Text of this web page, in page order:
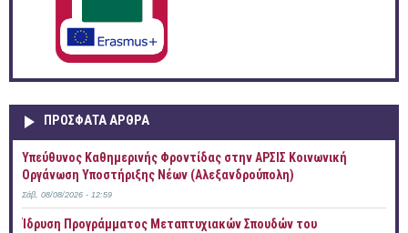
ΠΡOΣΦΑΤΑ AΡΘΡΑ
Yπεύθυνος Καθημερινής Φροντίδας στην ΑΡΣΙΣ Κοινωνική
Οργάνωση Υποστήριξης Νέων (Αλεξανδρούπολη)
Σάβ, 08/08/2026 - 12:59
Ίδρυση Προγράμματος Μεταπτυχιακών Σπουδών του